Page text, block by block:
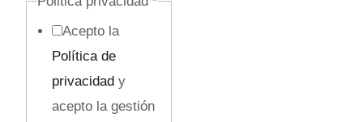
Acepto la
Política de
privacidady
acepto la gestión